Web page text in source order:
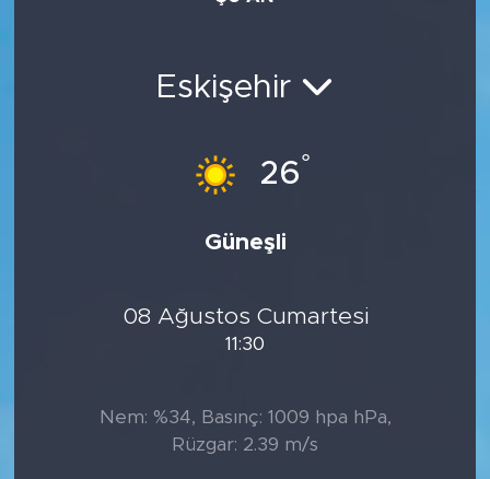
Eskişehir
26°
Güneşli
08 Ağustos Cumartesi
11:30
Nem: %34, Basınç: 1009 hpa hPa,
Rüzgar: 2.39 m/s
Son Dakika Haberleri